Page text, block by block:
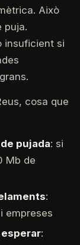
Això
puja.
insuficient si
cosa que
pujada: si
Mb de
:
empreses
: